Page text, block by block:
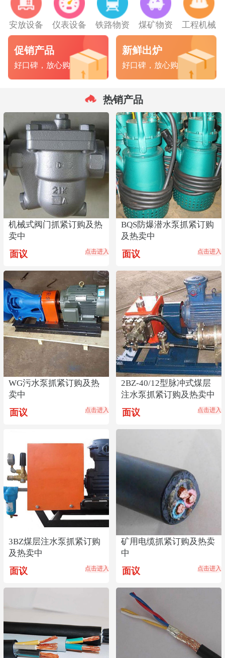
安放设备 仪表设备 铁路物资 煤矿物资 工程机械
促销产品
好口碑，放心购
新鲜出炉
好口碑，放心购
热销产品
机械式阀门抓紧订购及热
卖中
面议 点击进入
BQS防爆潜水泵抓紧订购
及热卖中
面议 点击进入
WG污水泵抓紧订购及热
卖中
面议 点击进入
2BZ-40/12型脉冲式煤层
注水泵抓紧订购及热卖中
面议 点击进入
3BZ煤层注水泵抓紧订购
及热卖中
面议 点击进入
矿用电缆抓紧订购及热卖
中
面议 点击进入